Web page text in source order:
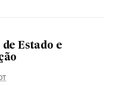
Estado e